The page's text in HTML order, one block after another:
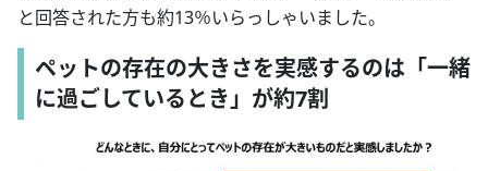
と回答された方も約13％いらっしゃいました。
ペットの存在の大きさを実感するのは「一緒
に過ごしているとき」が約7割